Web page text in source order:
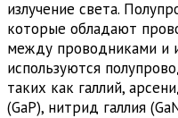
излучение света.
которые обладают
между проводниками и
используются
таких как галлий,
(GaP), нитрид галлия